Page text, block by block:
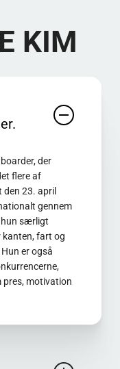
KIM
der
flere af
den 23. april
gennem
hun særligt
kanten, fart og
er også
pres, motivation